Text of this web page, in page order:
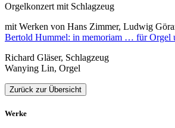
Orgelkonzert mit Schlagzeug
mit Werken von Hans Zimmer, Ludwig
Bertold Hummel: in memoriam … für Orgel
Richard Gläser, Schlagzeug
Wanying Lin, Orgel
Zurück zur Übersicht
Werke